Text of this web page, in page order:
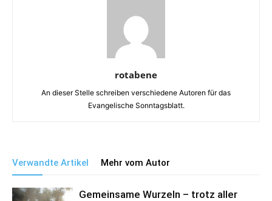
rotabene
An dieser Stelle schreiben verschiedene Autoren für das
Evangelische Sonntagsblatt.
Verwandte Artikel Mehr vom Autor
Gemeinsame Wurzeln – trotz aller